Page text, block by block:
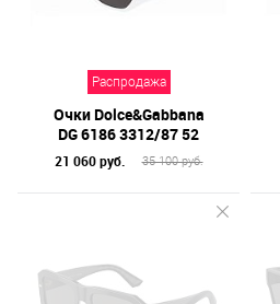
Распродажа
Очки Dolce&Gabbana
DG 6186 3312/87 52
21 060 руб. 35 100 руб.